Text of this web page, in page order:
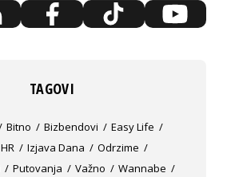
TAGOVI
Bitno Bizbendovi
Easy Life
HR Izjava Dana
Odrzime
Putovanja Važno
Wannabe